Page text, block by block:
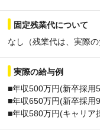
固定残業代について
なし（残業代は、実際
実際の給与例
■年収500万円(新卒採用
■年収650万円(新卒採用
■年収580万円(キャリア